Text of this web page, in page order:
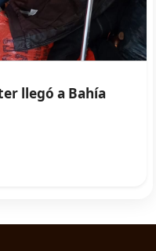
llegó a Bahía